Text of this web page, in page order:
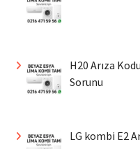
H20 Arıza
Sorunu
LG kombi E2